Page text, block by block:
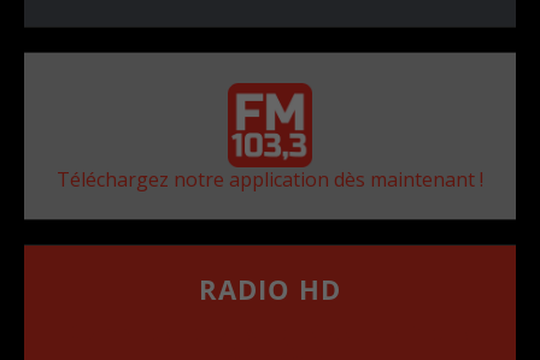
Téléchargez notre application dès maintenant !
RADIO HD